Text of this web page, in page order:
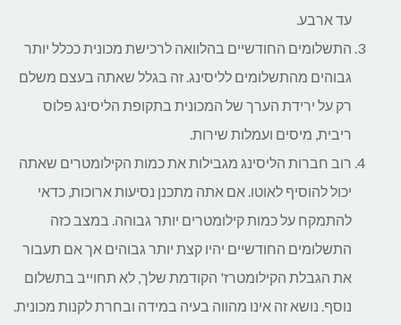
עד ארבע.
התשלומים החודשיים בהלוואה לרכישת מכונית ככלל יותר
גבוהים מהתשלומים לליסינג. זה בגלל שאתה בעצם משלם
רק על ירידת הערך של המכונית בתקופת הליסינג פלוס
ריבית, מיסים ועמלות שירות.
רוב חברות הליסינג מגבילות את כמות הקילומטרים שאתה
יכול להוסיף לאוטו. אם אתה מתכנן נסיעות ארוכות, כדאי
להתמקח על כמות קילומטרים יותר גבוהה. במצב כזה
התשלומים החודשיים יהיו קצת יותר גבוהים אך אם תעבור
את הגבלת הקילומטרז' הקודמת שלך, לא תחוייב בתשלום
נוסף. נושא זה אינו מהווה בעיה במידה ובחרת לקנות מכונית.